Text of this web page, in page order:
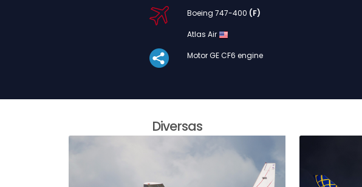
Boeing 747-400 (F)
Atlas Air
Motor GE CF6 engine
Diversas